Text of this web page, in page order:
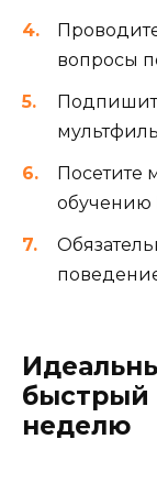
вопросы
Посетите
обучению
быстрый
неделю